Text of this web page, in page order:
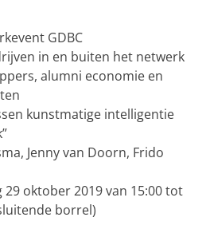
GDBC
in en buiten het netwerk
alumni economie en
kunstmatige intelligentie
Jenny van Doorn, Frido
29 oktober 2019 van 15:00 tot
borrel)